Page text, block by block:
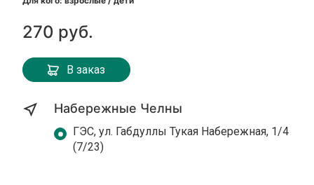
270 руб.
В заказ
Набережные Челны
ГЭС, ул. Габдуллы Тукая Набережная, 1/4
(7/23)